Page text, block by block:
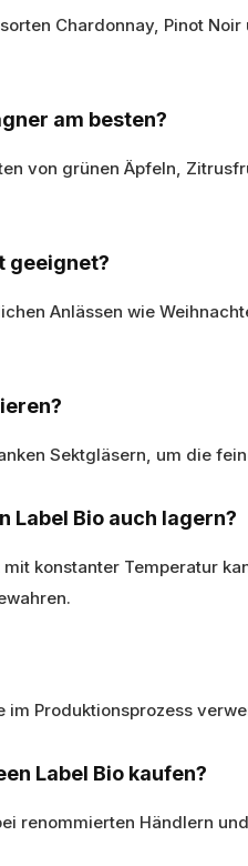
Chardonnay, Pinot
am besten?
von grünen Äpfeln,
geeignet?
Anlässen wie
Sektgläsern, um die
Label Bio auch lagern?
konstanter Temperatur
Produktionsprozess
Label Bio kaufen?
renommierten Händlern